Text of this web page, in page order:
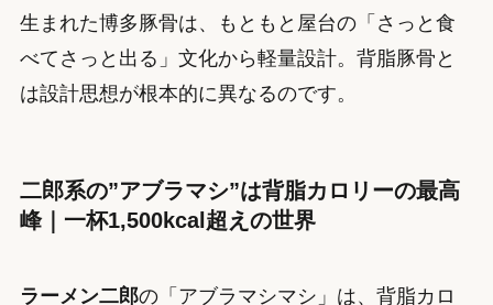
生まれた博多豚骨は、もともと屋台の「さっと食
べてさっと出る」文化から軽量設計。背脂豚骨と
は設計思想が根本的に異なるのです。
二郎系の”アブラマシ”は背脂カロリーの最高
峰｜一杯1,500kcal超えの世界
ラーメン二郎の「アブラマシマシ」は、背脂カロ